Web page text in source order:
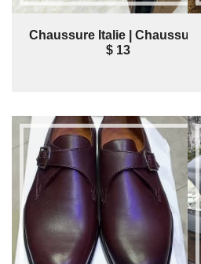
Chaussure Italie | Chaussure |
$ 13